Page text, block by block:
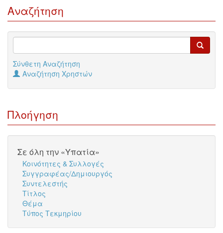
Αναζήτηση
Σύνθετη Αναζήτηση
Αναζήτηση Χρηστών
Πλοήγηση
Σε όλη την «Υπατία»
Κοινότητες & Συλλογές
Συγγραφέας/Δημιουργός
Συντελεστής
Τίτλος
Θέμα
Τύπος Τεκμηρίου